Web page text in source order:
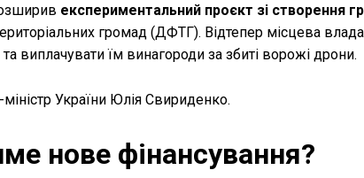
експериментальний проєкт зі створення
громад (ДФТГ). Відтепер місцева
та виплачувати їм винагороди за збиті ворожі дрони.
України Юлія Свириденко.
нове фінансування?